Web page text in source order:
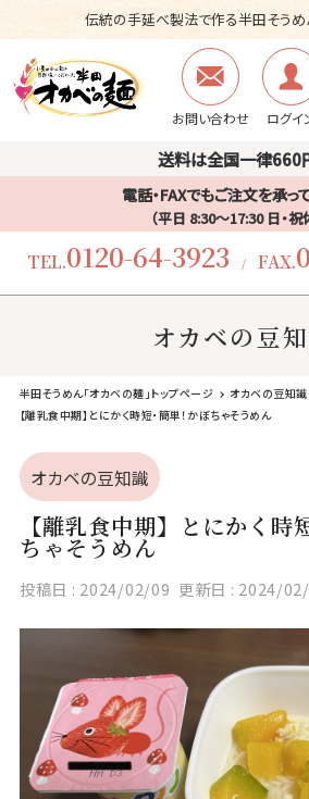
伝統の手延べ製法で作る半田そうめ
お問い合わせ ログイ
送料は全国一律660
電話・FAXでもご注文を承っ
（平日 8:30〜17:30 日・祝
TEL.0120-64-3923 / FAX.
オカベの豆
半田そうめん「オカベの麺」トップページ
オカベの豆知識
【離乳食中期】とにかく時短・簡単！かぼちゃそうめん
オカベの豆知識
【離乳食中期】とにかく時
ちゃそうめん
投稿日 : 2024/02/09 更新日 : 2024/